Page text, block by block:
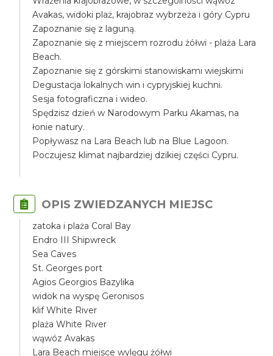
Avakas, widoki plaż, krajobraz wybrzeża i góry Cypru
Zapoznanie się z laguną.
Zapoznanie się z miejscem rozrodu żółwi - plaża Lara
Beach.
Zapoznanie się z górskimi stanowiskami wiejskimi
Degustacja lokalnych win i cypryjskiej kuchni.
Sesja fotograficzna i wideo.
Spędzisz dzień w Narodowym Parku Akamas, na
łonie natury.
Popływasz na Lara Beach lub na Blue Lagoon.
Poczujesz klimat najbardziej dzikiej części Cypru.
OPIS ZWIEDZANYCH MIEJSC
zatoka i plaża Coral Bay
Endro III Shipwreck
Sea Caves
St. Georges port
Agios Georgios Bazylika
widok na wyspę Geronisos
klif White River
plaża White River
wąwóz Avakas
Lara Beach miejsce wylęgu żółwi